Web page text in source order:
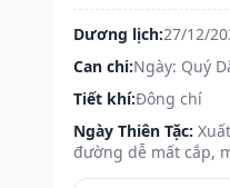
Dương lịch:27/12/
Can chi:Ngày: Quý
Tiết khí:Đông chí
Ngày Thiên Tặc:
đường dễ mất cắp,